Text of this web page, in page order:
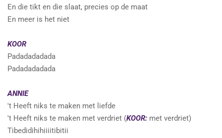
En die tikt en die slaat, precies op de maat
En meer is het niet
KOOR
Padadadadada
Padadadadada
ANNIE
't Heeft niks te maken met liefde
't Heeft niks te maken met verdriet (KOOR: met verdriet)
Tibedidihihiiiitibitii